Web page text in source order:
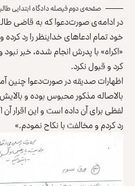
صفحه‌ی دوم فیصله دادگاه ابتدایی
در ادامه‌ی صورت‌دعوا که به قاضی
خود تمام ادعاهای خداینظر را رد
«اکراه» با پدرش انجام شده، خبر
کرد و قبول نکرد.
اظهارات صدیقه در صورت‌دعوا
بالاصاله مذکور محبوس بوده و
لفظی برای آن داده است و این اقرار
رد کردم و مخالفت با نکاح نمودم.»